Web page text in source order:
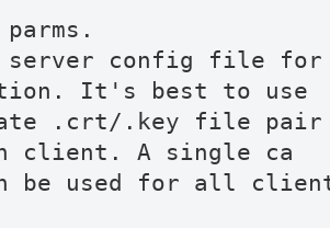
server config file for
It's best to use
.crt/.key file pair
client. A single ca
be used for all